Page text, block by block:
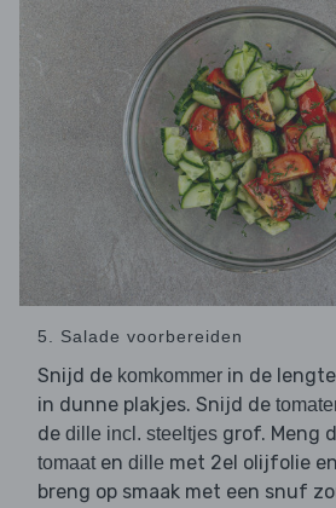
5. Salade voorbereiden
Snijd de komkommer in de
in dunne plakjes. Snijd de
de dille incl. steeltjes grof. Meng
tomaaten dille met 2el olijfolie
breng op smaak met een snuf